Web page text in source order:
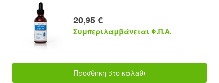
20,95 €
Συμπεριλαμβάνεται Φ.Π.Α.
Προσθnκη στο καλaθι